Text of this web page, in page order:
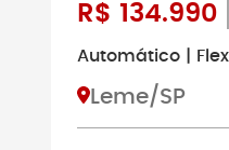
R$ 134.990
Automático |
Leme/SP